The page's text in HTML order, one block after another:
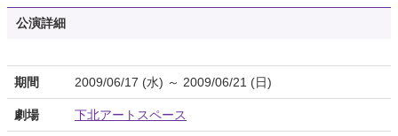
公演詳細
期間 2009/06/17 (水) ～ 2009/06/21 (日)
劇場 下北アートスペース